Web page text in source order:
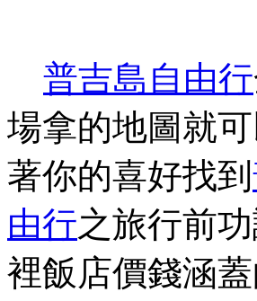
普吉島 自由行
場拿的地圖就
著你的喜好找到
由行之旅行前
裡飯店價錢涵